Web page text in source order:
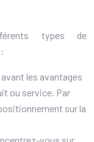
types de
les avantages
ou service. Par
sur la